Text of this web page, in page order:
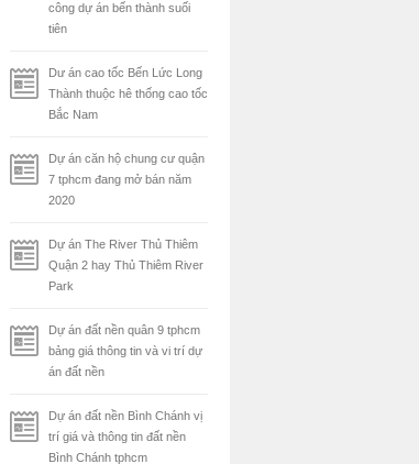
công dự án bến thành suối
tiên
Dư án cao tốc Bến Lức Long
Thành thuộc hê thống cao tốc
Bắc Nam
Dự án căn hộ chung cư quận
7 tphcm đang mở bán năm
2020
Dự án The River Thủ Thiêm
Quận 2 hay Thủ Thiêm River
Park
Dự án đất nền quân 9 tphcm
bảng giá thông tin và vi trí dự
án đất nền
Dự án đất nền Bình Chánh vị
trí giá và thông tin đất nền
Bình Chánh tphcm